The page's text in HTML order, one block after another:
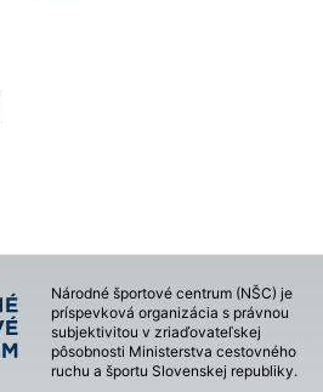
Národné športové centrum (NŠC) je
príspevková organizácia s právnou
subjektivitou v zriaďovateľskej
pôsobnosti Ministerstva cestovného
ruchu a športu Slovenskej republiky.